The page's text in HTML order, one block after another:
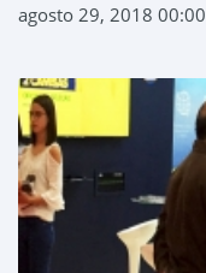
agosto 29, 2018 00:00